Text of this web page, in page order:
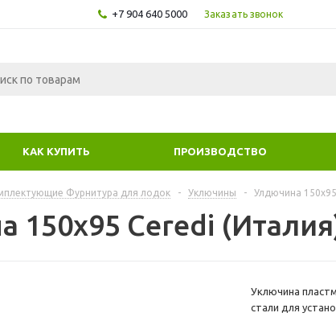
+7 904 640 5000 Заказать звонок
КАК КУПИТЬ ПРОИЗВОДСТВО
Фурнитура для лодок - Уключины - Улдючина
150х95 Ceredi
Уключина
стали для